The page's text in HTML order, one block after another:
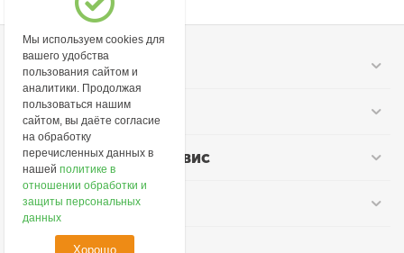
Моя учетная запись
Информация
Покупательский сервис
Контакты
Мы используем cookies для
вашего удобства
пользования сайтом и
аналитики. Продолжая
пользоваться нашим
сайтом, вы даёте согласие
на обработку
перечисленных данных в
нашейполитике в
отношении обработки и
защиты персональных
данных
Хорошо